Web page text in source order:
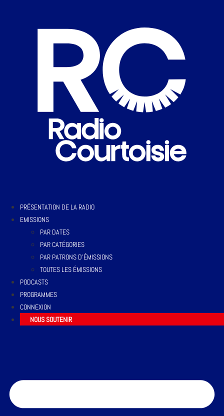
PRÉSENTATION DE LA RADIO
EMISSIONS
PAR DATES
PAR CATÉGORIES
PAR PATRONS D’ÉMISSIONS
TOUTES LES ÉMISSIONS
PODCASTS
PROGRAMMES
CONNEXION
NOUS SOUTENIR